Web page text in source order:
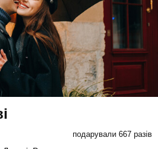
подарували 667 разів